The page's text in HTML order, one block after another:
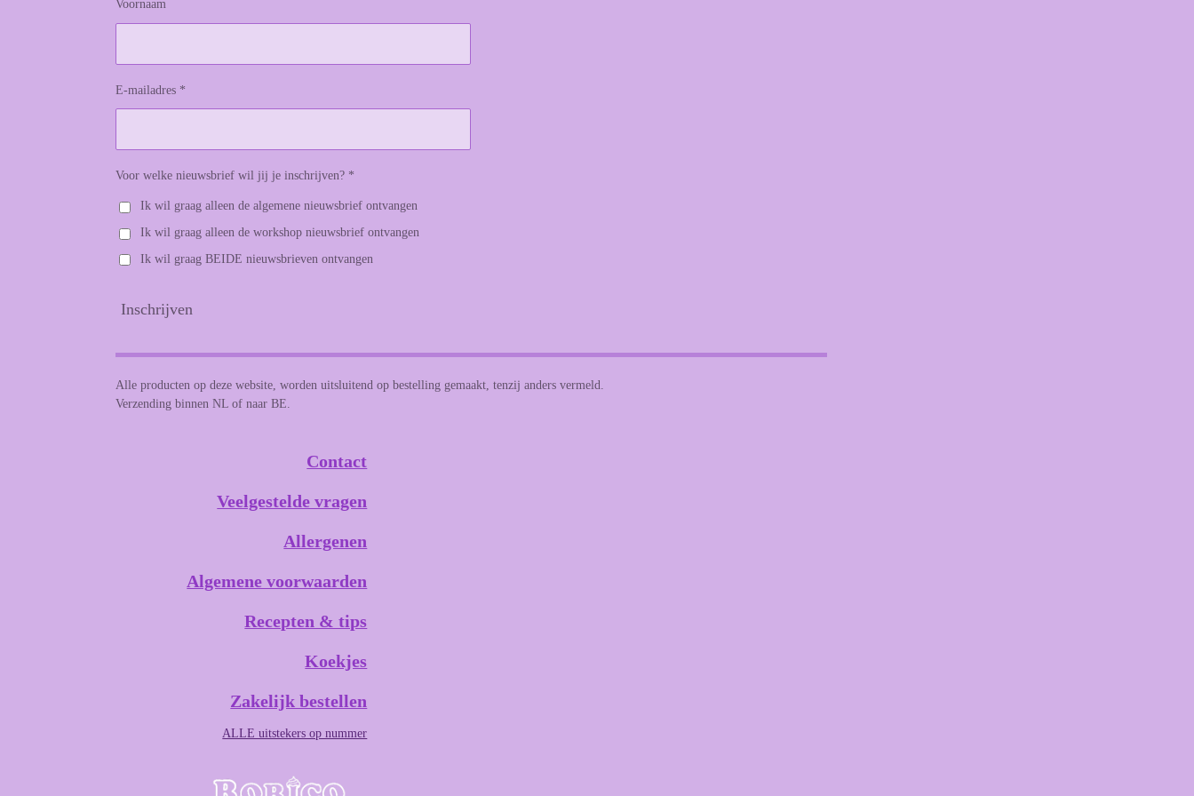
Voornaam
E-mailadres *
Voor welke nieuwsbrief wil jij je inschrijven? *
Ik wil graag alleen de algemene nieuwsbrief ontvangen
Ik wil graag alleen de workshop nieuwsbrief ontvangen
Ik wil graag BEIDE nieuwsbrieven ontvangen
Inschrijven
Alle producten op deze website, worden uitsluitend op bestelling gemaakt, tenzij anders vermeld.
Verzending binnen NL of naar BE.
Contact
Veelgestelde vragen
Allergenen
Algemene voorwaarden
Recepten & tips
Koekjes
Zakelijk bestellen
ALLE uitstekers op nummer